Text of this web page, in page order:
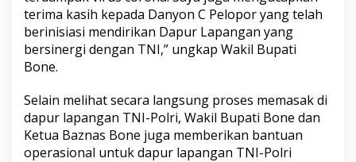
B
a
t
a
n
C
P
e
terima kasih kepada Danyon C Pelopor yang telah
berinisiasi mendirikan Dapur Lapangan yang
bersinergi dengan TNI,” ungkap Wakil Bupati
Bone.
Selain melihat secara langsung proses memasak di
dapur lapangan TNI-Polri, Wakil Bupati Bone dan
Ketua Baznas Bone juga memberikan bantuan
operasional untuk dapur lapangan TNI-Polri